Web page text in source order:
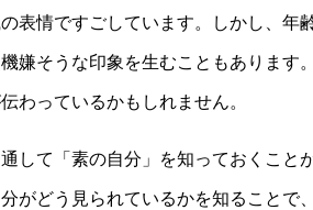
表情ですごしています。しかし、年
嫌そうな印象を生むこともあります
わっているかもしれません。
して「素の自分」を知っておくこと
がどう見られているかを知ることで